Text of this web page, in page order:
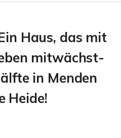
Haus, das mit
mitwächst-
in Menden
Heide!